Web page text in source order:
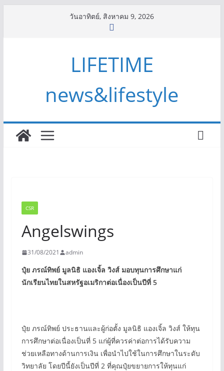
วันอาทิตย์, สิงหาคม 9, 2026
LIFETIME
news&lifestyle
CSR
Angelswings
31/08/2021 admin
ปุ๋ย ภรณ์ทิพย์ มูลนิธิ แองเจิ้ล วิงส์ มอบทุนการศึกษาแก่
นักเรียนไทยในสหรัฐอเมริกาต่อเนื่องเป็นปีที่ 5
ปุ๋ย ภรณ์ทิพย์ ประธานและผู้ก่อตั้ง มูลนิธิ แองเจิ้ล วิงส์ ให้ทุน
การศึกษาต่อเนื่องเป็นที่ 5 แก่ผู้ที่ควรค่าต่อการได้รับความ
ช่วยเหลือทางด้านการเงิน เพื่อนำไปใช้ในการศึกษาในระดับ
วิทยาลัย โดยปีนี้ยังเป็นปีที่ 2 ที่คุณปุ๋ยขยายการให้ทุนแก่